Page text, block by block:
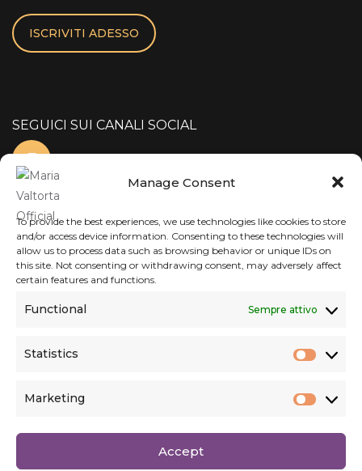
Manage Consent
To provide the best experiences, we use technologies like cookies to store
and/or access device information. Consenting to these technologies will
allow us to process data such as browsing behavior or unique IDs on
this site. Not consenting or withdrawing consent, may adversely affect
certain features and functions.
Functional Sempre attivo
Statistics
Marketing
Accept
ISCRIVITI ADESSO
SEGUICI SUI CANALI SOCIAL
Reserved